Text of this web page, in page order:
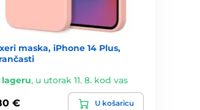
maska, iPhone 14 Plus,
lageru, u utorak 11. 8. kod vas
€ U košaricu